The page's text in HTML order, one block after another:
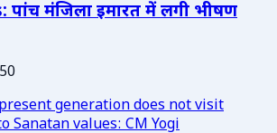
मंजिला इमारत में लगी भीषण